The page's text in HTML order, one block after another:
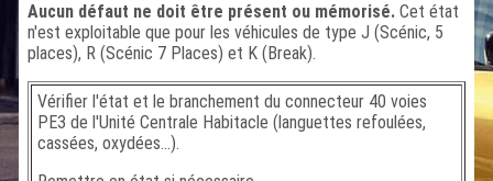
Aucun défaut ne doit être présent ou mémorisé.Cet état
n'est exploitable que pour les véhicules de type J (Scénic, 5
places), R (Scénic 7 Places) et K (Break).
Vérifier l'état et le branchement du connecteur 40 voies
PE3 de l'Unité Centrale Habitacle (languettes refoulées,
cassées, oxydées...).